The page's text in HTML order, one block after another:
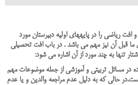
رياضي را در پايههای اولیه دبيرستان مورد
ما قبل آن نيز مهم مي باشد . در باب افت تحصيلي
تنها به چند مورد از آن اشاره مي شود:
در مسائل تربيتي و آموزشي از جمله موضوعات مهم
حالي که به دليل عدم مراجعه والدين و يا عدم